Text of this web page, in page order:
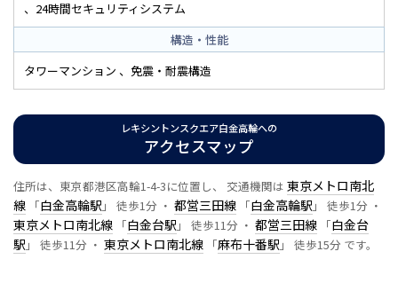
24時間セキュリティシステム
構造・性能
タワーマンション
免震・耐震構造
レキシントンスクエア白金高輪への
アクセスマップ
住所は、東京都港区高輪1-4-3に位置し、 交通機関は 東京メトロ南北
線 「白金高輪駅 」 徒歩1分 ・ 都営三田線 「白金高輪駅 」 徒歩1分 ・
東京メトロ南北線 「白金台駅 」 徒歩11分 ・ 都営三田線 「白金台
駅 」 徒歩11分 ・ 東京メトロ南北線 「麻布十番駅 」 徒歩15分 です。